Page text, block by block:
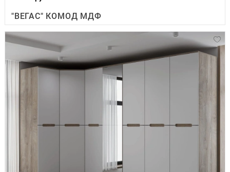
"ВЕГАС" КОМОД МДФ